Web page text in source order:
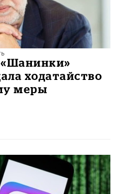
ходатайство
меры